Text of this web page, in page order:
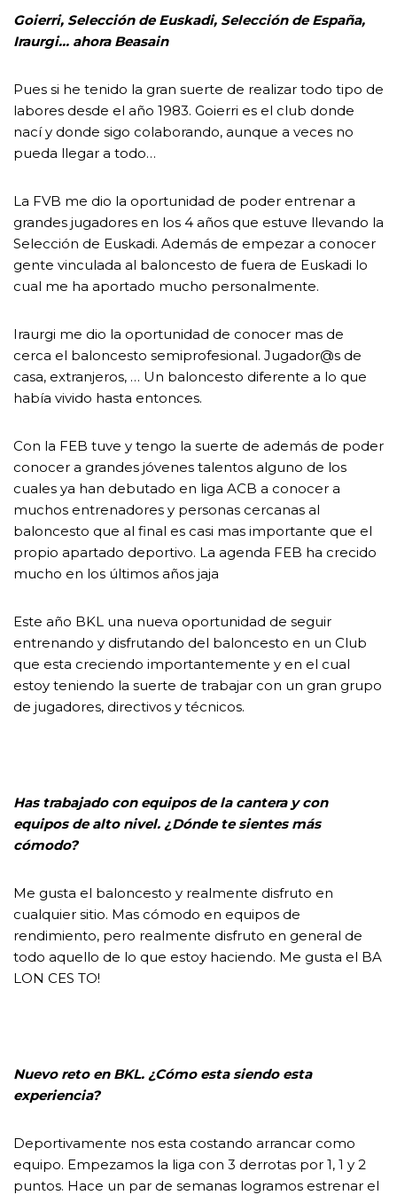
Goierri, Selección de Euskadi, Selección de España,
Iraurgi… ahora Beasain
Pues si he tenido la gran suerte de realizar todo tipo de
labores desde el año 1983. Goierri es el club donde
nací y donde sigo colaborando, aunque a veces no
pueda llegar a todo…
La FVB me dio la oportunidad de poder entrenar a
grandes jugadores en los 4 años que estuve llevando la
Selección de Euskadi. Además de empezar a conocer
gente vinculada al baloncesto de fuera de Euskadi lo
cual me ha aportado mucho personalmente.
Iraurgi me dio la oportunidad de conocer mas de
cerca el baloncesto semiprofesional. Jugador@s de
casa, extranjeros, … Un baloncesto diferente a lo que
había vivido hasta entonces.
Con la FEB tuve y tengo la suerte de además de poder
conocer a grandes jóvenes talentos alguno de los
cuales ya han debutado en liga ACB a conocer a
muchos entrenadores y personas cercanas al
baloncesto que al final es casi mas importante que el
propio apartado deportivo. La agenda FEB ha crecido
mucho en los últimos años jaja
Este año BKL una nueva oportunidad de seguir
entrenando y disfrutando del baloncesto en un Club
que esta creciendo importantemente y en el cual
estoy teniendo la suerte de trabajar con un gran grupo
de jugadores, directivos y técnicos.
Has trabajado con equipos de la cantera y con
equipos de alto nivel. ¿Dónde te sientes más
cómodo?
Me gusta el baloncesto y realmente disfruto en
cualquier sitio. Mas cómodo en equipos de
rendimiento, pero realmente disfruto en general de
todo aquello de lo que estoy haciendo. Me gusta el BA
LON CES TO!
Nuevo reto en BKL. ¿Cómo esta siendo esta
experiencia?
Deportivamente nos esta costando arrancar como
equipo. Empezamos la liga con 3 derrotas por 1, 1 y 2
puntos. Hace un par de semanas logramos estrenar el